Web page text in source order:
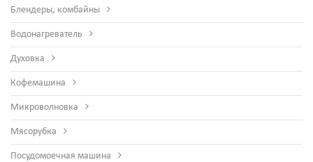
Блендеры, комбайны
Водонагреватель
Духовка
Кофемашина
Микроволновка
Мясорубка
Посудомоечная машина